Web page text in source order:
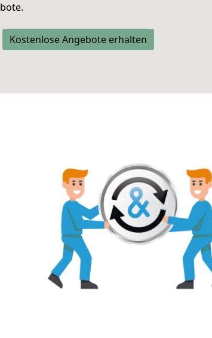
Kostenlose Angebote erhalten